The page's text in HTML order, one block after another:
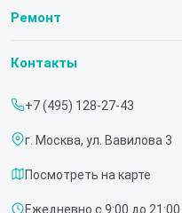
О нашем сервисе
Срочный ремонт
Доставка и способы оплаты
Диагностика
Ремонт
Телевизоров
Контакты
+7 (495) 128-27-43
г. Москва, ул. Вавилова 3
Посмотреть на карте
Ежедневно с 9:00 до 21:00